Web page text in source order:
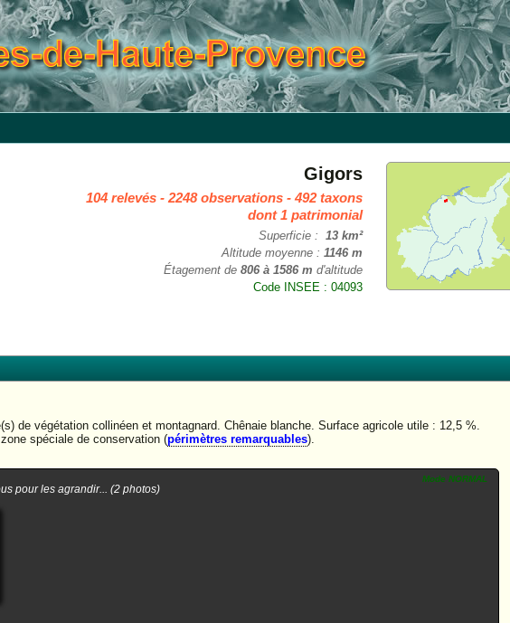
Gigors
104 relevés - 2248 observations - 492 taxons
dont 1 patrimonial
Superficie : 13 km²
Altitude moyenne :1146 m
Étagement de806 à 1586 m d'altitude
Code INSEE : 04093
de végétation collinéen et montagnard. Chênaie blanche. Surface agricole utile : 12,5 %.
spéciale de conservation (périmètres remarquables).
Mode NORMAL
pour les agrandir... (2 photos)